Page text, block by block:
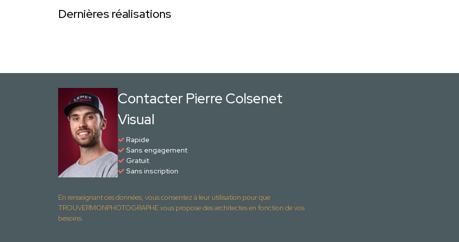
Dernières réalisations
Contacter Pierre Colsenet
Visual
Rapide
Sans engagement
Gratuit
Sans inscription
En renseignant ces données, vous consentez à leur utilisation pour que
TROUVERMONPHOTOGRAPHE vous propose des architectes en fonction de vos
besoins.